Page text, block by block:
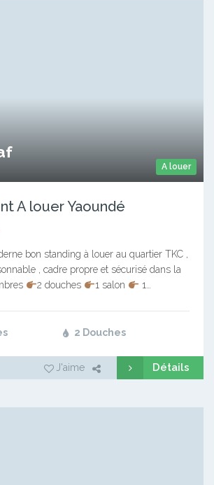
A louer
A louer Yaoundé
bon standing à louer au quartier TKC ,
, cadre propre et sécurisé dans la
2 douches 1 salon 1…
2 Douches
J'aime Détails